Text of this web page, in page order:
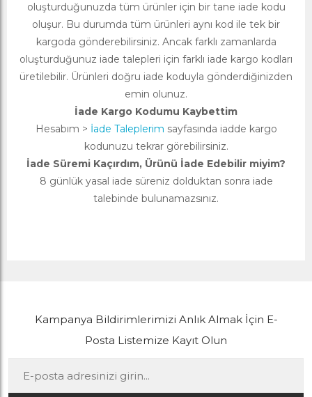
oluşturduğunuzda tüm ürünler için bir tane iade kodu
oluşur. Bu durumda tüm ürünleri aynı kod ile tek bir
kargoda gönderebilirsiniz. Ancak farklı zamanlarda
oluşturduğunuz iade talepleri için farklı iade kargo kodları
üretilebilir. Ürünleri doğru iade koduyla gönderdiğinizden
emin olunuz.
İade Kargo Kodumu Kaybettim
Hesabım > İade Taleplerim sayfasında iadde kargo
kodunuzu tekrar görebilirsiniz.
İade Süremi Kaçırdım, Ürünü İade Edebilir miyim?
8 günlük yasal iade süreniz dolduktan sonra iade
talebinde bulunamazsınız.
Kampanya Bildirimlerimizi Anlık Almak İçin E-
Posta Listemize Kayıt Olun